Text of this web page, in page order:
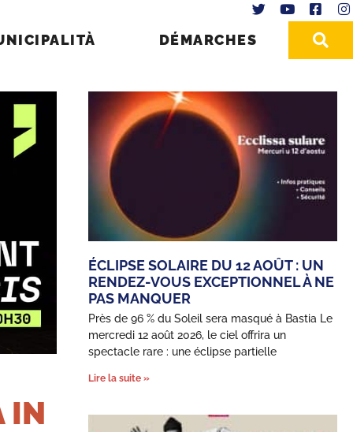
DÉMARCHES
IN
ÉCLIPSE SOLAIRE DU 12 AOÛT : UN
RENDEZ-VOUS EXCEPTIONNEL À NE
PAS MANQUER
Près de 96 % du Soleil sera masqué à Bastia Le
mercredi 12 août 2026, le ciel offrira un
spectacle rare : une éclipse partielle
Lire la suite »